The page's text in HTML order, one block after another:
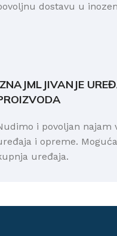
dostavu u
i povoljan najam
i opreme.
uređaja.